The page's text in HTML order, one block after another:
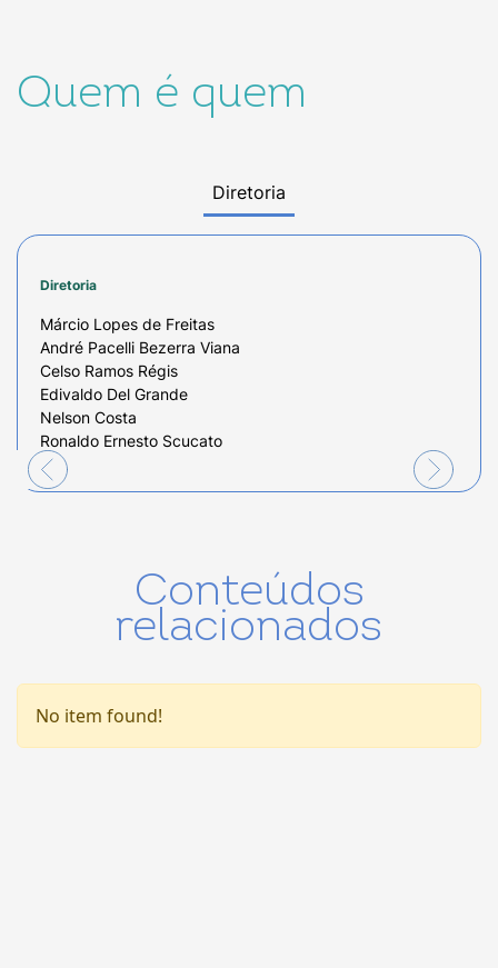
Quem é quem
Diretoria
Diretoria
Márcio Lopes de Freitas
André Pacelli Bezerra Viana
Celso Ramos Régis
Edivaldo Del Grande
Nelson Costa
Ronaldo Ernesto Scucato
Conteúdos
relacionados
No item found!